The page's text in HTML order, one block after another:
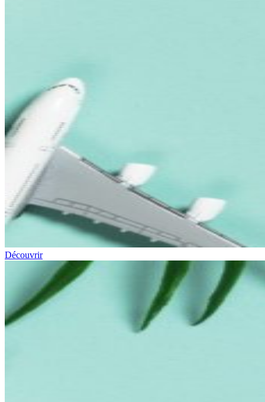
Découvrir